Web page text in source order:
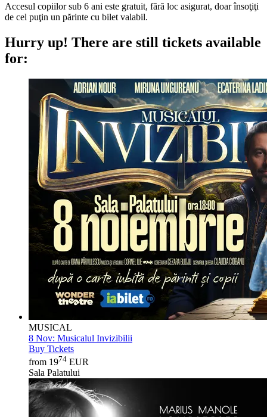
Accesul copiilor sub 6 ani este gratuit, fără loc asigurat, doar însoţiţi
de cel puţin un părinte cu bilet valabil.
Hurry up! There are still tickets available
for:
MUSICAL
8 Nov: Musicalul Invizibilii
Buy Tickets
from 1974 EUR
Sala Palatului